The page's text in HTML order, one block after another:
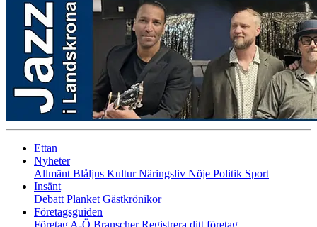
Ettan
Nyheter
Allmänt Blåljus KulturNäringsliv Nöje Politik Sport
Insänt
Debatt Planket Gästkrönikor
Företagsguiden
Företag A-Ö BranscherRegistrera ditt företag